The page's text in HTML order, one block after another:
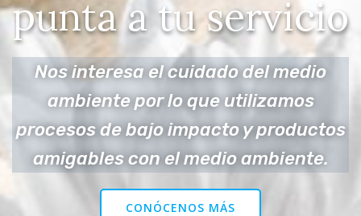
punta a tu servicio
Nos interesa el cuidado del medio
ambiente por lo que utilizamos
procesos de bajo impacto y productos
amigables con el medio ambiente.
CONÓCENOS MÁS